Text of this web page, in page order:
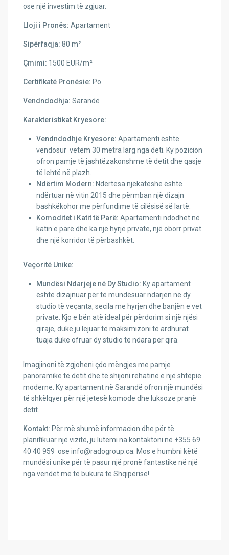
ose një investim të zgjuar.
Lloji i Pronës: Apartament
Sipërfaqja: 80 m²
Çmimi: 1500 EUR/m²
Certifikatë Pronësie: Po
Vendndodhja: Sarandë
Karakteristikat Kryesore:
Vendndodhje Kryesore: Apartamenti është
vendosur vetëm 30 metra larg nga deti. Ky pozicion
ofron pamje të jashtëzakonshme të detit dhe qasje
të lehtë në plazh.
Ndërtim Modern: Ndërtesa njëkatëshe është
ndërtuar në vitin 2015 dhe përmban një dizajn
bashkëkohor me përfundime të cilësisë së lartë.
Komoditet i Katit të Parë: Apartamenti ndodhet në
katin e parë dhe ka një hyrje private, një oborr privat
dhe një korridor të përbashkët.
Veçoritë Unike:
Mundësi Ndarjeje në Dy Studio: Ky apartament
është dizajnuar për të mundësuar ndarjen në dy
studio të veçanta, secila me hyrjen dhe banjën e vet
private. Kjo e bën atë ideal për përdorim si një njësi
qiraje, duke ju lejuar të maksimizoni të ardhurat
tuaja duke ofruar dy studio të ndara për qira.
Imagjinoni të zgjoheni çdo mëngjes me pamje
panoramike të detit dhe të shijoni rehatinë e një shtëpie
moderne. Ky apartament në Sarandë ofron një mundësi
të shkëlqyer për një jetesë komode dhe luksoze pranë
detit.
Kontakt: Për më shumë informacion dhe për të
planifikuar një vizitë, ju lutemi na kontaktoni në +355 69
40 40 959 oseinfo@radogroup.ca . Mos e humbni këtë
mundësi unike për të pasur një pronë fantastike në një
nga vendet më të bukura të Shqipërisë!